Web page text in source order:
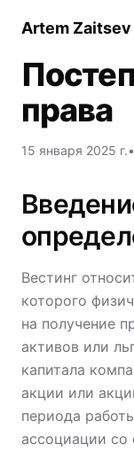
Artem Zaitsev
права
15 января 2025 г.•
Вестинг
которого
на получение
активов или
капитала
акции или
периода
ассоциации со